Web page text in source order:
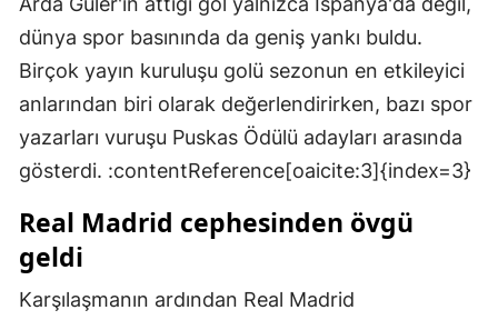
Kahramanmaraş
Mardin
Muğla
Muş
Ordu
dünya spor basınında da geniş yankı buldu.
Birçok yayın kuruluşu golü sezonun en etkileyici
anlarından biri olarak değerlendirirken, bazı spor
yazarları vuruşu Puskas Ödülü adayları arasında
gösterdi. :contentReference[oaicite:3]{index=3}
Real Madrid cephesinden övgü
geldi
Karşılaşmanın ardından Real Madrid